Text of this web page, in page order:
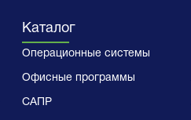
Каталог
Операционные системы
Офисные программы
САПР